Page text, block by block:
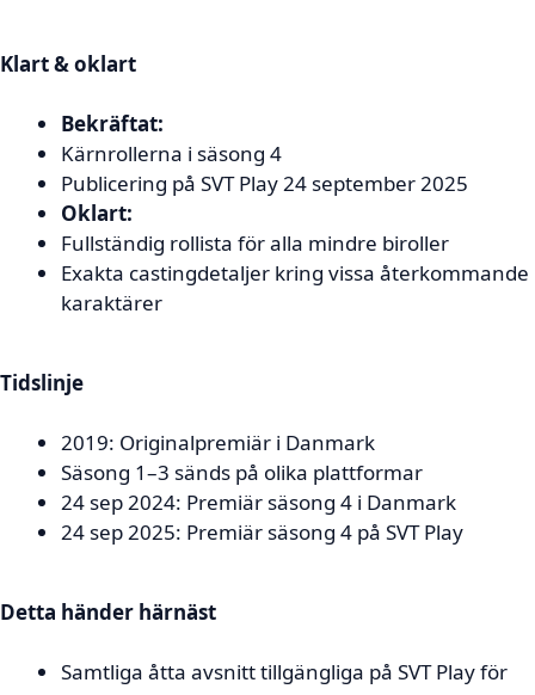
Klart & oklart
Bekräftat:
Kärnrollerna i säsong 4
Publicering på SVT Play 24 september 2025
Oklart:
Fullständig rollista för alla mindre biroller
Exakta castingdetaljer kring vissa återkommande
karaktärer
Tidslinje
2019: Originalpremiär i Danmark
Säsong 1–3 sänds på olika plattformar
24 sep 2024: Premiär säsong 4 i Danmark
24 sep 2025: Premiär säsong 4 på SVT Play
Detta händer härnäst
Samtliga åtta avsnitt tillgängliga på SVT Play för